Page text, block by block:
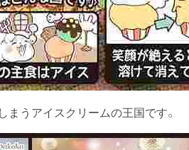
うアイスクリームの王国です。